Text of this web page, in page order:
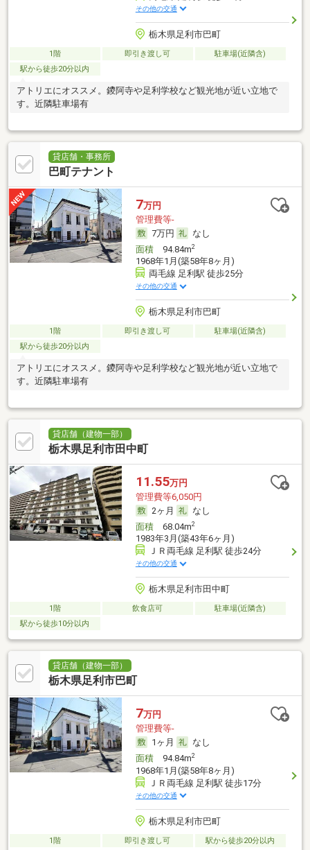
その他の交通
栃木県足利市巴町
1階 即引き渡し可
駐車場(近隣含)
駅から徒歩20分以内
アトリエにオススメ。鑁阿寺や足利学校など観光地が近い立地で
す。近隣駐車場有
貸店舗・事務所
巴町テナント
7万円
管理費等-
7万円
なし
面積94.84m2
1968年1月(築58年8ヶ月)
両毛線 足利駅 徒歩25分
その他の交通
栃木県足利市巴町
1階 即引き渡し可
駐車場(近隣含)
駅から徒歩20分以内
アトリエにオススメ。鑁阿寺や足利学校など観光地が近い立地で
す。近隣駐車場有
貸店舗（建物一部）
栃木県足利市田中町
11.55万円
管理費等6,050円
2ヶ月
なし
面積68.04m2
1983年3月(築43年6ヶ月)
ＪＲ両毛線 足利駅 徒歩24分
その他の交通
栃木県足利市田中町
1階 飲食店可
駐車場(近隣含)
駅から徒歩10分以内
貸店舗（建物一部）
栃木県足利市巴町
7万円
管理費等-
1ヶ月
なし
面積94.84m2
1968年1月(築58年8ヶ月)
ＪＲ両毛線 足利駅 徒歩17分
その他の交通
栃木県足利市巴町
1階 即引き渡し可 駅から徒歩20分以内